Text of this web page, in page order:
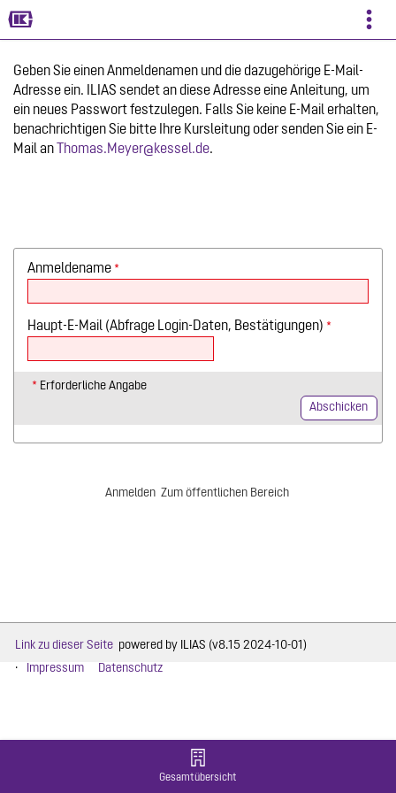
Mehr
Gesamtübersicht
Geben Sie einen Anmeldenamen und die dazugehörige E-Mail-
Adresse ein. ILIAS sendet an diese Adresse eine Anleitung, um
ein neues Passwort festzulegen. Falls Sie keine E-Mail erhalten,
benachrichtigen Sie bitte Ihre Kursleitung oder senden Sie ein E-
Mail an
Thomas.Meyer@kessel.de.
Anmeldename *
Haupt-E-Mail (Abfrage Login-Daten, Bestätigungen) *
* Erforderliche Angabe
Anmelden Zum öffentlichen Bereich
Link zu dieser Seite powered by ILIAS (v8.15 2024-10-01)
Impressum
Datenschutz